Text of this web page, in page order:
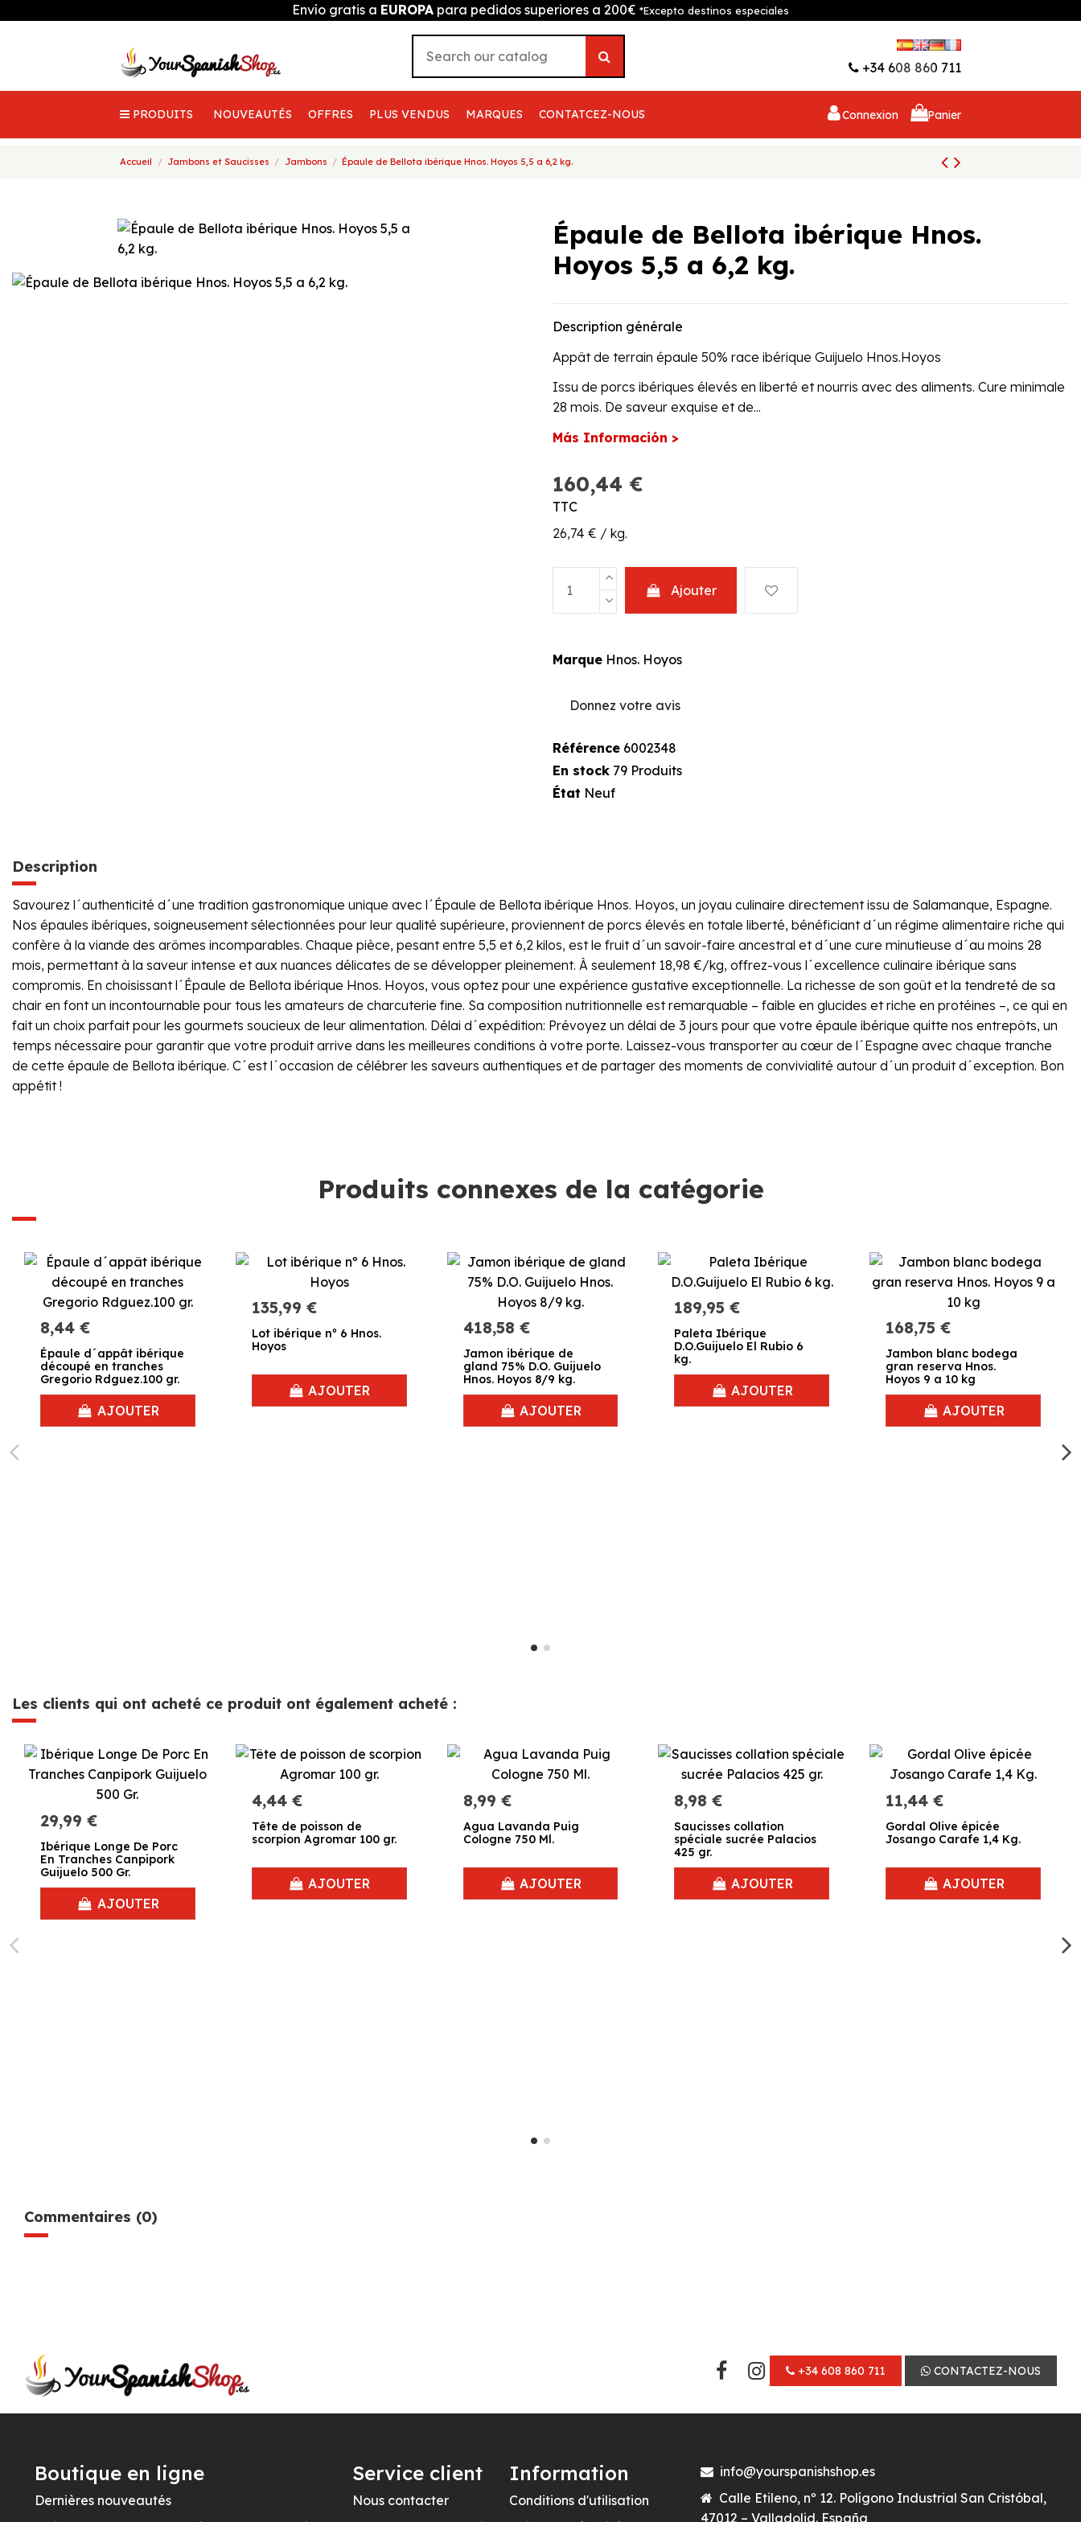
Envío gratis a EUROPA para pedidos superiores a 200€ *Excepto destinos especiales
+34 608 860 711
PRODUITS NOUVEAUTÉS OFFRES PLUS VENDUS MARQUES CONTATCEZ-NOUS Connexion Panier
Accueil Jambons et Saucisses Jambons Épaule de Bellota ibérique Hnos. Hoyos 5,5 a 6,2 kg.
Épaule de Bellota ibérique Hnos.
Hoyos 5,5 a 6,2 kg.
Description générale
Appât de terrain épaule 50% race ibérique Guijuelo Hnos.Hoyos
Issu de porcs ibériques élevés en liberté et nourris avec des aliments. Cure minimale
28 mois. De saveur exquise et de...
Más Información >
160,44 €
TTC
26,74 € / kg.
Ajouter
Marque Hnos. Hoyos
Donnez votre avis
Référence 6002348
En stock 79 Produits
État Neuf
Description
Savourez l´authenticité d´une tradition gastronomique unique avec l´Épaule de Bellota ibérique Hnos. Hoyos, un joyau culinaire directement issu de Salamanque, Espagne.
Nos épaules ibériques, soigneusement sélectionnées pour leur qualité supérieure, proviennent de porcs élevés en totale liberté, bénéficiant d´un régime alimentaire riche qui
confère à la viande des arômes incomparables. Chaque pièce, pesant entre 5,5 et 6,2 kilos, est le fruit d´un savoir-faire ancestral et d´une cure minutieuse d´au moins 28
mois, permettant à la saveur intense et aux nuances délicates de se développer pleinement. À seulement 18,98 €/kg, offrez-vous l´excellence culinaire ibérique sans
compromis. En choisissant l´Épaule de Bellota ibérique Hnos. Hoyos, vous optez pour une expérience gustative exceptionnelle. La richesse de son goût et la tendreté de sa
chair en font un incontournable pour tous les amateurs de charcuterie fine. Sa composition nutritionnelle est remarquable – faible en glucides et riche en protéines –, ce qui en
fait un choix parfait pour les gourmets soucieux de leur alimentation. Délai d´expédition: Prévoyez un délai de 3 jours pour que votre épaule ibérique quitte nos entrepôts, un
temps nécessaire pour garantir que votre produit arrive dans les meilleures conditions à votre porte. Laissez-vous transporter au cœur de l´Espagne avec chaque tranche
de cette épaule de Bellota ibérique. C´est l´occasion de célébrer les saveurs authentiques et de partager des moments de convivialité autour d´un produit d´exception. Bon
appétit !
Produits connexes de la catégorie
8,44 €
Épaule d´appât ibérique
découpé en tranches
Gregorio Rdguez.100 gr.
AJOUTER
135,99 €
Lot ibérique nº 6 Hnos.
Hoyos
AJOUTER
418,58 €
Jamon ibérique de
gland 75% D.O. Guijuelo
Hnos. Hoyos 8/9 kg.
AJOUTER
189,95 €
Paleta Ibérique
D.O.Guijuelo El Rubio 6
kg.
AJOUTER
168,75 €
Jambon blanc bodega
gran reserva Hnos.
Hoyos 9 a 10 kg
AJOUTER
Les clients qui ont acheté ce produit ont également acheté :
29,99 €
Ibérique Longe De Porc
En Tranches Canpipork
Guijuelo 500 Gr.
AJOUTER
4,44 €
Tête de poisson de
scorpion Agromar 100 gr.
AJOUTER
8,99 €
Agua Lavanda Puig
Cologne 750 Ml.
AJOUTER
8,98 €
Saucisses collation
spéciale sucrée Palacios
425 gr.
AJOUTER
11,44 €
Gordal Olive épicée
Josango Carafe 1,4 Kg.
AJOUTER
Commentaires (0)
+34 608 860 711 CONTACTEZ-NOUS
Boutique en ligne
Dernières nouveautés
Service client
Nous contacter
Information
Conditions d'utilisation
info@yourspanishshop.es
Calle Etileno, nº 12. Polígono Industrial San Cristóbal,
47012 – Valladolid. España